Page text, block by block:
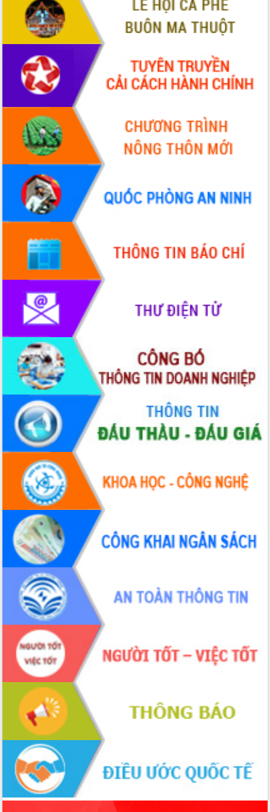
nhanh tiến độ các dự án trọng điểm
trong Khu kinh tế Nam Phú Yên
Hòn Yến phát triển du lịch gắn với bảo
tồn biển
Lấy ý kiến điều chỉnh Quy hoạch tỉnh
Đắk Lắk thời kỳ 2021-2030, tầm nhìn
đến năm 2050
Phát động chiến dịch 30 ngày đêm
giải phóng mặt bằng Tuyến đường bộ
ven biển
Đắk Lắk nỗ lực thúc đẩy tăng trưởng
kinh tế từ 10% trở lên trong Quý
II/2026
Đắk Lắk ký kết thỏa thuận hợp tác về
chuyển đổi số giai đoạn 2026 – 2030
với Tập đoàn Bưu chính Viễn thông
Việt Nam
Thứ trưởng Bộ Y tế làm việc với tỉnh
Đắk Lắk về phát triển nhân lực y tế
cho trạm y tế cấp xã
Du lịch Đắk Lắk nâng tầm trải nghiệm
du khách thông qua Hệ thống cơ sở dữ
liệu và Bản đồ số
Tập huấn ứng dụng trí tuệ nhân tạo (AI)
trong thương mại điện tử năm 2026
Đoàn đại biểu Quốc hội tỉnh Đắk Lắk
trao đổi thông tin trước Kỳ họp thứ
nhất, Quốc hội khóa XVI
Quyết liệt cải cách hành chính, khơi
thông nguồn lực phát triển
Nâng cao hiệu lực, hiệu quả HĐND
tỉnh thông qua hiện đại hóa hành chính
Xã Ea Phê gắn cải cách hành chính với
chuyển đổi số
Phó Chủ tịch Thường trực UBND tỉnh
Hồ Thị Nguyên Thảo làm việc tại Trung
tâm Phục vụ hành chính công xã Ea
Phê
Xây dựng nền hành chính số đồng
hành cùng nông dân dân, doanh nghiệp
Giai đoạn 2026-2030, Đắk Lắk phấn
đấu có 77% xã đạt chuẩn nông thôn
mới
Chuyển đổi số 'mở đường' cho nông
nghiệp Đắk Lắk tăng trưởng bứt phá
Triển khai đồng bộ đo đạc, lập hồ sơ
địa chính, hoàn thiện cơ sở dữ liệu đất
đai
Ứng dụng sinh trắc học - Bước tiến
trong hành trình chuyển đổi số tại Đắk
Lắk
Đắk Lắk nâng cao hiệu quả công tác
Đảng từ Sổ tay đảng viên điện tử
Đắk Lắk đẩy mạnh nuôi biển công
nghệ, hướng tới phát triển thủy sản
bền vững
Tập huấn nâng cao năng lực triển khai
chuyển đổi số cho cán bộ, công chức
cấp xã
Đắk Lắk phát động hưởng ứng Ngày
Quyền của người tiêu dùng Việt Nam